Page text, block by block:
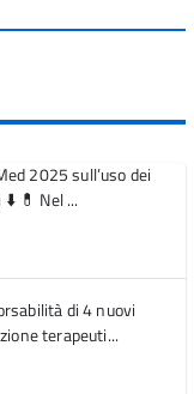
2025 sull’uso dei
💊 Nel ...
di 4 nuovi
terapeuti...